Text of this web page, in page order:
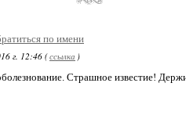
по имени
г. 12:46 (ссылка )
Страшное известие!